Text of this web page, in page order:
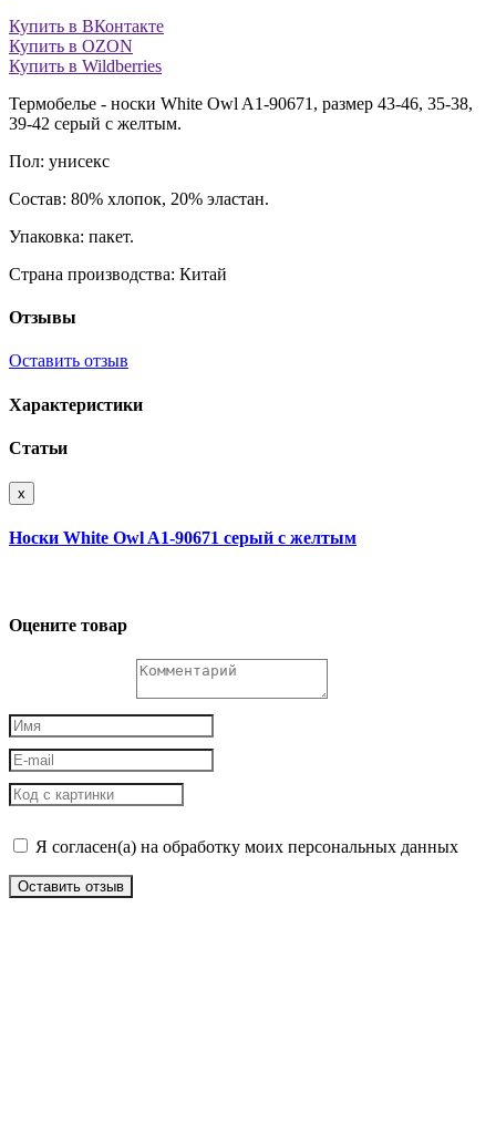
Купить в ВКонтакте
Купить в OZON
Купить в Wildberries
Термобелье - носки White Owl A1-90671, размер 43-46, 35-38,
39-42 серый с желтым.
Пол: унисекс
Состав: 80% хлопок, 20% эластан.
Упаковка: пакет.
Страна производства: Китай
Отзывы
Оставить отзыв
Характеристики
Статьи
x
Носки White Owl A1-90671 серый с желтым
Оцените товар
Я согласен(а) на обработку моих персональных данных
Оставить отзыв